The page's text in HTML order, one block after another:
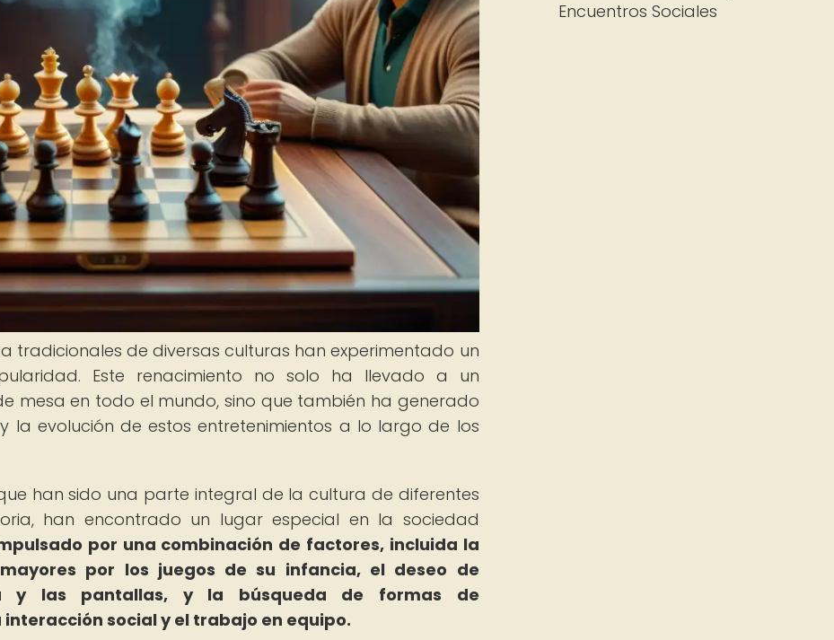
tradicionales de diversas culturas han experimentado un
Este renacimiento no solo ha llevado a un
mesa en todo el mundo, sino que también ha generado
la evolución de estos entretenimientos a lo largo de los
han sido una parte integral de la cultura de diferentes
han encontrado un lugar especial en la sociedad
por una combinación de factores, incluida la
por los juegos de su infancia, el deseo de
y las pantallas, y la búsqueda de formas de
social y el trabajo en equipo.
Encuentros Sociales